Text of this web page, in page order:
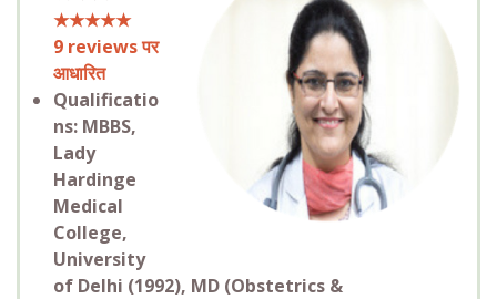
★★★★★
9 reviews पर
आधारित
Qualificatio
ns: MBBS,
Lady
Hardinge
Medical
College,
University
of Delhi (1992), MD (Obstetrics &